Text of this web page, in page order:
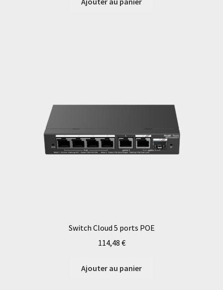
Switch Cloud 5 ports POE
114,48 €
Ajouter au panier